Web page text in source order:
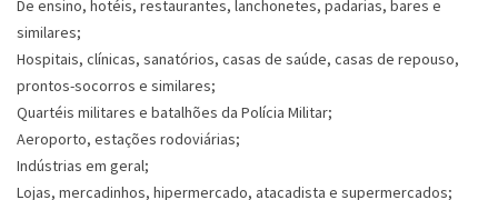
De ensino, hotéis, restaurantes, lanchonetes, padarias, bares e
similares;
Hospitais, clínicas, sanatórios, casas de saúde, casas de repouso,
prontos-socorros e similares;
Quartéis militares e batalhões da Polícia Militar;
Aeroporto, estações rodoviárias;
Indústrias em geral;
Lojas, mercadinhos, hipermercado, atacadista e supermercados;